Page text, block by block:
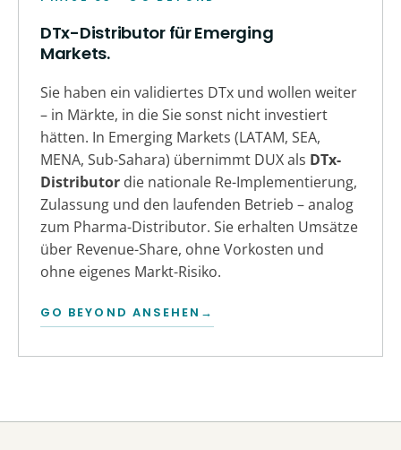
DTx-Distributor für Emerging
Markets.
Sie haben ein validiertes DTx und wollen weiter
– in Märkte, in die Sie sonst nicht investiert
hätten. In Emerging Markets (LATAM, SEA,
MENA, Sub-Sahara) übernimmt DUX als DTx-
Distributor die nationale Re-Implementierung,
Zulassung und den laufenden Betrieb – analog
zum Pharma-Distributor. Sie erhalten Umsätze
über Revenue-Share, ohne Vorkosten und
ohne eigenes Markt-Risiko.
GO BEYOND ANSEHEN →